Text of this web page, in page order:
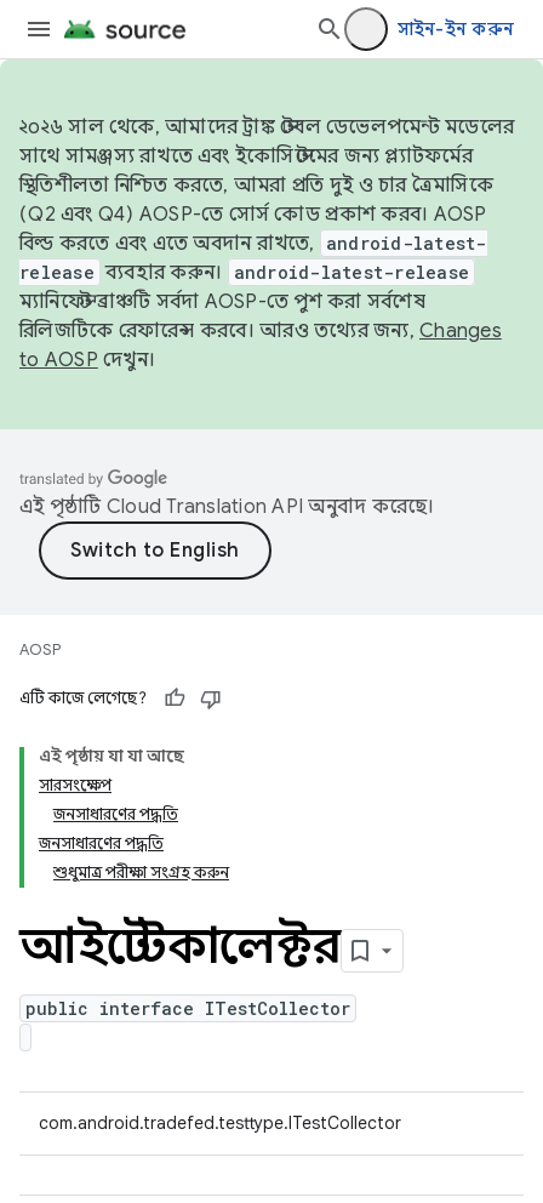
সাইন-ইন করুন
২০২৬ সাল থেকে, আমাদের ট্রাঙ্ক স্টেবল ডেভেলপমেন্ট মডেলের
সাথে সামঞ্জস্য রাখতে এবং ইকোসিস্টেমের জন্য প্ল্যাটফর্মের
স্থিতিশীলতা নিশ্চিত করতে, আমরা প্রতি দুই ও চার ত্রৈমাসিকে
(Q2 এবং Q4) AOSP-তে সোর্স কোড প্রকাশ করব। AOSP
বিল্ড করতে এবং এতে অবদান রাখতে,
android-latest-
release ব্যবহার করুন। android-latest-release
ম্যানিফেস্ট ব্রাঞ্চটি সর্বদা AOSP-তে পুশ করা সর্বশেষ
রিলিজটিকে রেফারেন্স করবে। আরও তথ্যের জন্য, Changes
to AOSP দেখুন।
এই পৃষ্ঠাটি Cloud Translation API অনুবাদ করেছে।
AOSP
এটি কাজে লেগেছে?
এই পৃষ্ঠায় যা যা আছে
সারসংক্ষেপ
জনসাধারণের পদ্ধতি
জনসাধারণের পদ্ধতি
শুধুমাত্র পরীক্ষা সংগ্রহ করুন
আইটেস্টকালেক্টর
public interface ITestCollector
com.android.tradefed.testtype.ITestCollector